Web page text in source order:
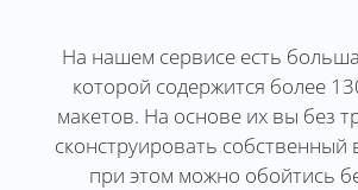
На нашем сервисе есть
которой содержится более
макетов. На основе их вы без
сконструировать собственный
при этом можно обойтись